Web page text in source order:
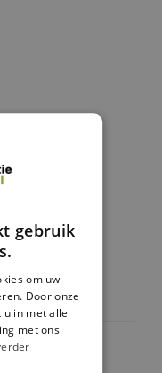
gebruik
om uw
Door onze
in met alle
met ons